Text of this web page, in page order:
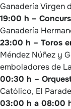
Ganadería Virgen
19:00 h –
Ganadería
23:00 h – Toros
Méndez Núñez y
emboladores de
00:30 h –
Católico, El
03:00 h a 08:00